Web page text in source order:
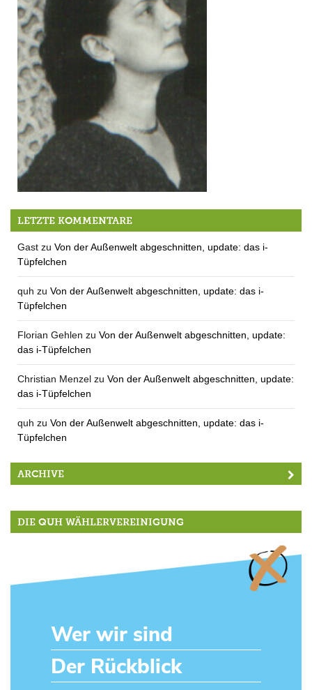
„Magie und Leidenschaft“
LETZTE KOMMENTARE
Gast zu Von der Außenwelt abgeschnitten, update: das i-
Tüpfelchen
quh zu Von der Außenwelt abgeschnitten, update: das i-
Tüpfelchen
Florian Gehlen zu Von der Außenwelt abgeschnitten, update:
das i-Tüpfelchen
Christian Menzel zu Von der Außenwelt abgeschnitten, update:
das i-Tüpfelchen
quh zu Von der Außenwelt abgeschnitten, update: das i-
Tüpfelchen
ARCHIVE
DIE QUH WÄHLERVEREINIGUNG
Wer wir sind
Der Rückblick